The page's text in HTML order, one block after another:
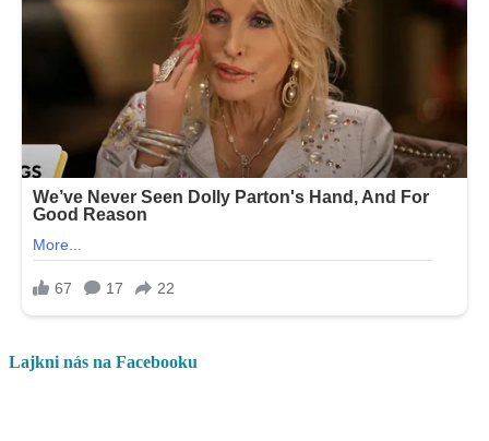
Lajkni nás na Facebooku